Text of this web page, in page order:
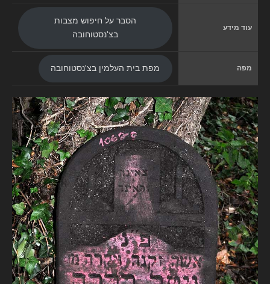
עוד מידע
הסבר על חיפוש מצבות
בצ'נסטוחובה
מפה מפת בית העלמין בצ'נסטוחובה